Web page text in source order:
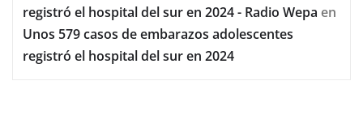
registró el hospital del sur en 2024 - Radio Wepa en
Unos 579 casos de embarazos adolescentes
registró el hospital del sur en 2024